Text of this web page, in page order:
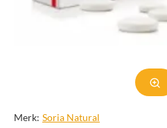
Merk: Soria Natural